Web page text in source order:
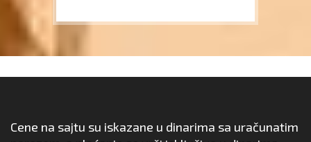
Cene na sajtu su iskazane u dinarima sa uračunatim